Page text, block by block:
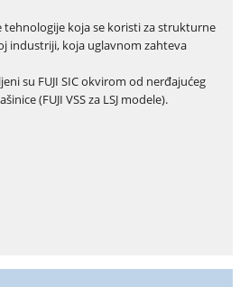
tehnologije koja se koristi za strukturne
industriji, koja uglavnom zahteva
su FUJI SIC okvirom od nerđajućeg
(FUJI VSS za LSJ modele).